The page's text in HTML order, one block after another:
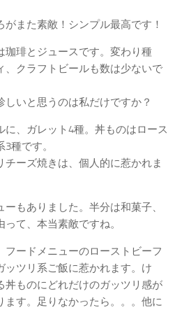
また素敵！シンプル最高です！
珈琲とジュースです。変わり種
、クラフトビールも数は少ないで
いと思うのは私だけですか？
に、ガレット4種。丼ものはロース
種です。
ーズ焼きは、個人的に惹かれま
もありました。半分は和菓子、
て、本当素敵ですね。
フードメニューのローストビーフ
ッツリ系ご飯に惹かれます。け
丼ものにどれだけのガッツリ感が
ます。足りなかったら。。。他に